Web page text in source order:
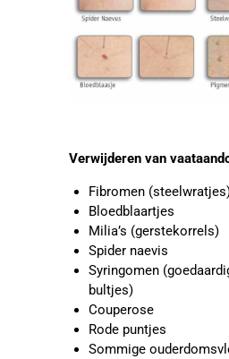
Verwijderen van
Fibromen
Bloedblaartjes
Milia’s (gerstekorrels)
Spider naevis
Syringomen
bultjes)
Couperose
Rode puntjes
Sommige